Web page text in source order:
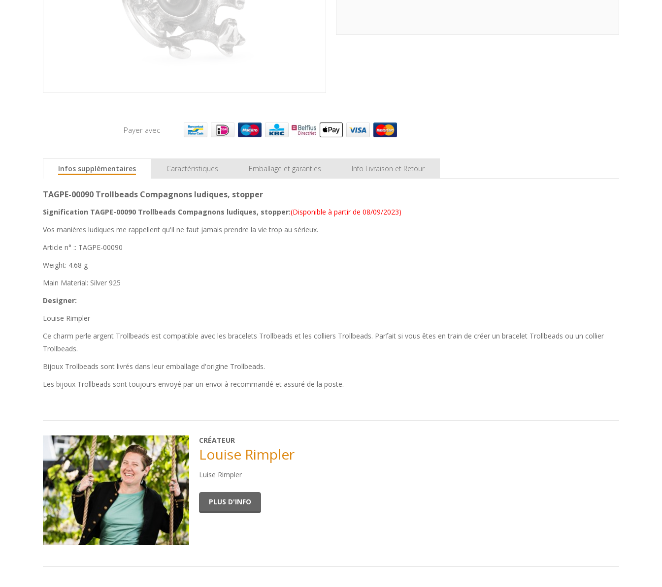
Payer avec
Infos supplémentaires Caractéristiques Emballage et garanties Info Livraison et Retour
TAGPE-00090 Trollbeads Compagnons ludiques, stopper
Signification TAGPE-00090 Trollbeads Compagnons ludiques, stopper:(Disponible à partir de 08/09/2023)
Vos manières ludiques me rappellent qu'il ne faut jamais prendre la vie trop au sérieux.
Article n° :: TAGPE-00090
Weight: 4.68 g
Main Material: Silver 925
Designer:
Louise Rimpler
Ce charm perle argent Trollbeads est compatible avec les bracelets Trollbeads et les colliers Trollbeads. Parfait si vous êtes en train de créer un bracelet Trollbeads ou un collier
Trollbeads.
Bijoux Trollbeads sont livrés dans leur emballage d'origine Trollbeads.
Les bijoux Trollbeads sont toujours envoyé par un envoi à recommandé et assuré de la poste.
CRÉATEUR
Louise Rimpler
Luise Rimpler
PLUS D'INFO